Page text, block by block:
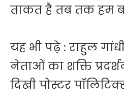
ताकत है तब तक हम
यह भी पढ़े : राहुल
नेताओं का शक्ति
दिखी पोस्टर